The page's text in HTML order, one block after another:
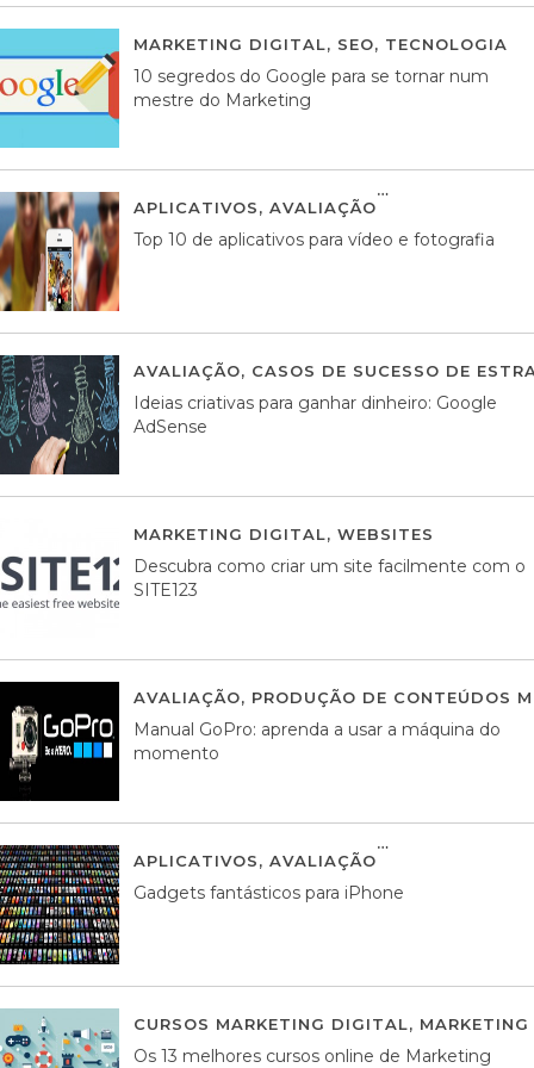
MARKETING DIGITAL, SEO, TECNOLOGIA
10 segredos do Google para se tornar num
mestre do Marketing
APLICATIVOS, AVALIAÇÃO
Top 10 de aplicativos para vídeo e fotografia
AVALIAÇÃO, CASOS DE SUCESSO DE
Ideias criativas para ganhar dinheiro: Google
AdSense
MARKETING DIGITAL, WEBSITES
Descubra como criar um site facilmente com o
SITE123
AVALIAÇÃO, PRODUÇÃO DE CONTEÚDOS
Manual GoPro: aprenda a usar a máquina do
momento
APLICATIVOS, AVALIAÇÃO
Gadgets fantásticos para iPhone
CURSOS MARKETING DIGITAL,
Os 13 melhores cursos online de Marketing